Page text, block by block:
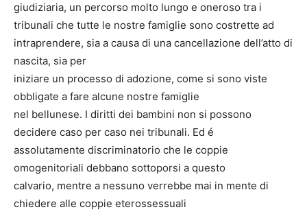
giudiziaria, un percorso molto lungo e oneroso tra i
tribunali che tutte le nostre famiglie sono costrette ad
intraprendere, sia a causa di una cancellazione dell’atto di
nascita, sia per
iniziare un processo di adozione, come si sono viste
obbligate a fare alcune nostre famiglie
nel bellunese. I diritti dei bambini non si possono
decidere caso per caso nei tribunali. Ed é
assolutamente discriminatorio che le coppie
omogenitoriali debbano sottoporsi a questo
calvario, mentre a nessuno verrebbe mai in mente di
chiedere alle coppie eterossessuali